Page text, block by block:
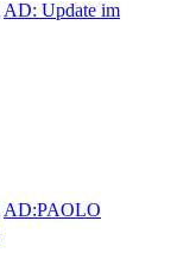
AD: Update im
AD:PAOLO